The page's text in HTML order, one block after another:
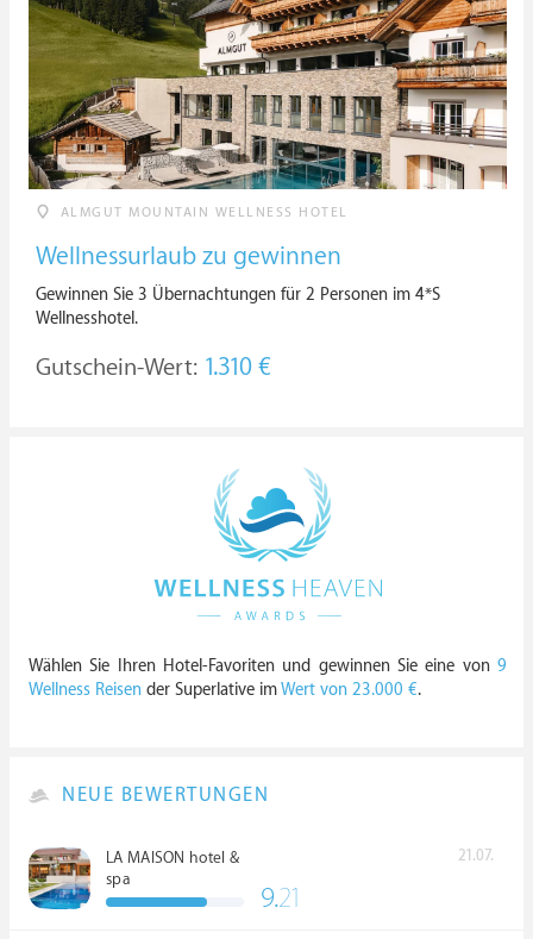
ALMGUT MOUNTAIN WELLNESS HOTEL
Wellnessurlaub zu gewinnen
Gewinnen Sie 3 Übernachtungen für 2 Personen im 4*S
Wellnesshotel.
Gutschein-Wert: 1.310 €
Wählen Sie Ihren Hotel-Favoriten und gewinnen Sie eine von 9
Wellness Reisen der Superlative imWert von 23.000 €.
NEUE BEWERTUNGEN
LA MAISON hotel &
spa
21.07.
9.21